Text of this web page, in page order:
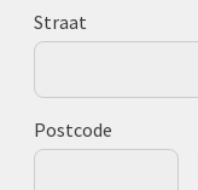
Straat
Postcode